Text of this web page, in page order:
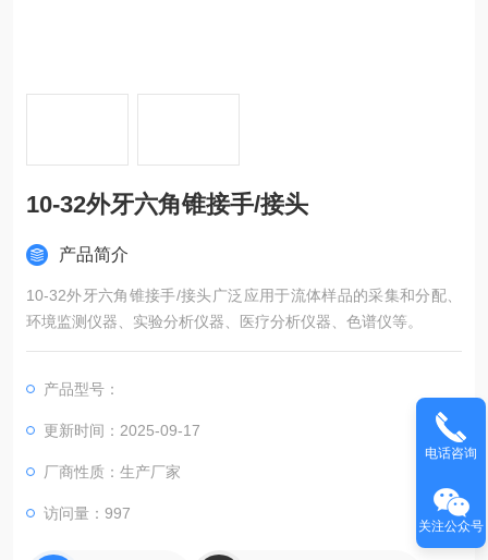
10-32外牙六角锥接手/接头
产品简介
10-32外牙六角锥接手/接头广泛应用于流体样品的采集和分配、
环境监测仪器、实验分析仪器、医疗分析仪器、色谱仪等。
产品型号：
更新时间：2025-09-17
厂商性质：生产厂家
访问量：997
电话咨询
关注公众号